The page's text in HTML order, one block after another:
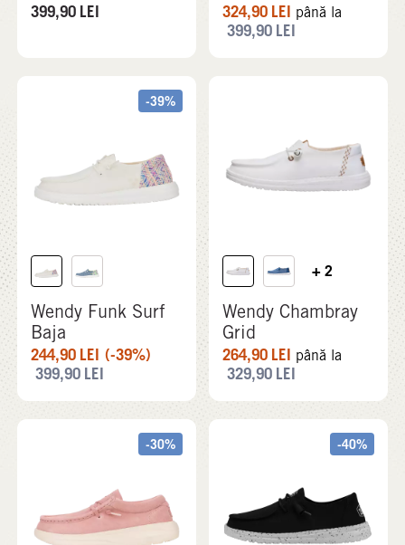
399,90 LEI 324,90 LEI până la
399,90 LEI
-39%
Wendy Funk Surf
Baja
244,90 LEI (-39%)
399,90 LEI
+ 2
Wendy Chambray
Grid
264,90 LEI până la
329,90 LEI
-30% -40%